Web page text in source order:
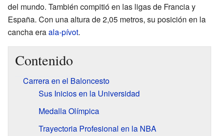
del mundo. También compitió en las ligas de Francia y
España. Con una altura de 2,05 metros, su posición en la
cancha eraala-pívot.
Contenido
Carrera en el Baloncesto
Sus Inicios en la Universidad
Medalla Olímpica
Trayectoria Profesional en la NBA